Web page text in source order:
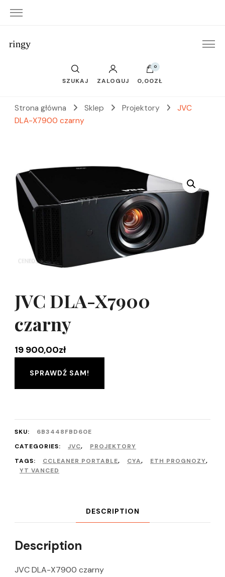
ringy
SZUKAJ ZALOGUJ
0
0,00ZŁ
Strona główna Sklep Projektory
JVC
DLA-X7900 czarny
JVC DLA-X7900
czarny
19 900,00zł
SPRAWDŹ SAM!
SKU:
6B3448FBD60E
CATEGORIES:
JVC,
PROJEKTORY
TAGS:
CCLEANER PORTABLE, CYA, ETH PROGNOZY,
YT VANCED
DESCRIPTION
Description
JVC DLA-X7900 czarny